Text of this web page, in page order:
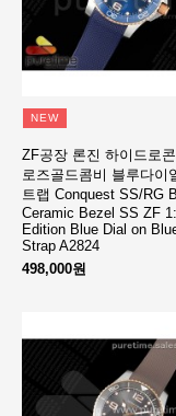
NEW
ZF공장 론진 하이드로
로즈골드콤비 블루다이
트랩 Conquest SS/RG
Ceramic Bezel SS ZF
Edition Blue Dial on
Strap A2824
498,000원